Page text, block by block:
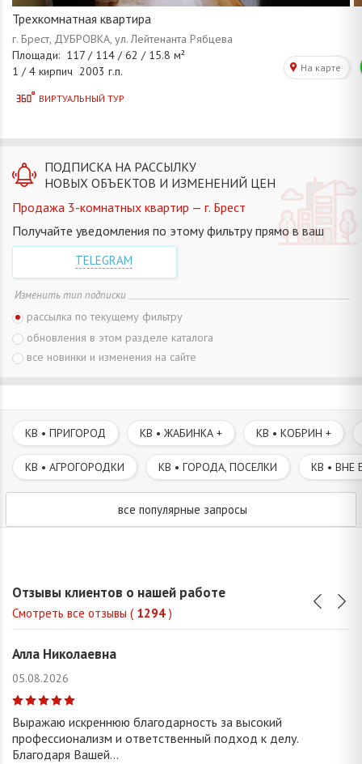
Трехкомнатная квартира
ПОДПИСКА НА РАССЫЛКУ
НОВЫХ ОБЪЕКТОВ И ИЗМЕНЕНИЙ ЦЕН
Продажа 3-комнатных квартир — г. Брест
Получайте уведомления по этому фильтру прямо в ваш
TELEGRAM
Изменить тип подписки
рассылка по текущему фильтру
обновления в этом разделе каталога
все новинки и изменения на сайте
КВ • ПРИГОРОД КВ • ЖАБИНКА + КВ • КОБРИН +
КВ • АГРОГОРОДКИ КВ • ГОРОДА, ПОСЕЛКИ КВ • ВНЕ
все популярные запросы
Отзывы клиентов о нашей работе
Смотреть все отзывы ( 1294 )
Алла Николаевна
05.08.2026
Выражаю искреннюю благодарность за высокий
профессионализм и ответственный подход к делу.
Благодаря Вашей...